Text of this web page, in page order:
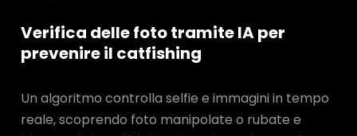
Verifica delle foto tramite IA per
prevenire il catfishing
Un algoritmo controlla selfie e immagini in tempo
reale, scoprendo foto manipolate o rubate e